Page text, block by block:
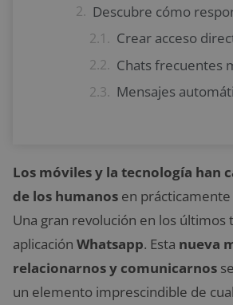
Chats frecuentes
Mensajes
Los móviles y la tecnología han
de los humanos en prácticamente
Una gran revolución en los últimos
aplicación Whatsapp. Esta nueva
relacionarnos y comunicarnos
un elemento imprescindible de